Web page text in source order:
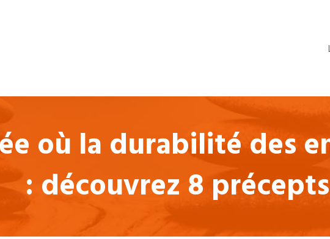
où la durabilité des
: découvrez 8